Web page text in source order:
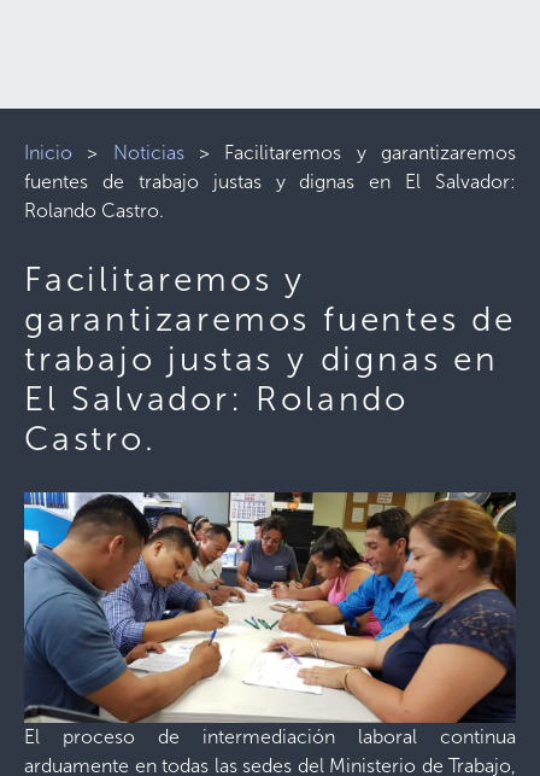
Inicio > Noticias> Facilitaremos y garantizaremos
fuentes de trabajo justas y dignas en El Salvador:
Rolando Castro.
Facilitaremos y
garantizaremos fuentes de
trabajo justas y dignas en
El Salvador: Rolando
Castro.
El proceso de intermediación laboral continua
arduamente en todas las sedes del Ministerio de Trabajo,